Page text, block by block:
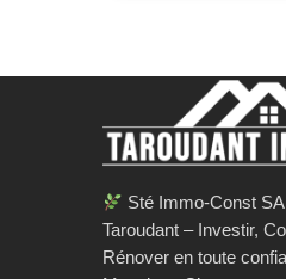
Sté Immo-Const
Taroudant – Investir,
Rénover en toute